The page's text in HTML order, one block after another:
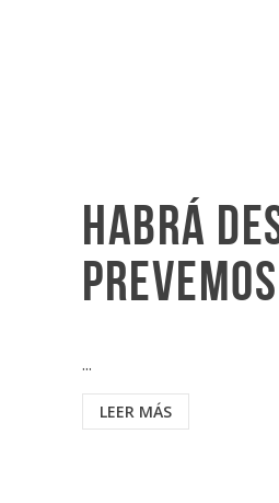
Habrá
...
LEER MÁS